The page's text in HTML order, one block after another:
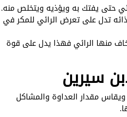
حتى يفتك به ويؤذيه ويتخلص منه.
تدل على تعرض الرائي للمكر في
منها الرائي فهذا يدل على قوة
سيرين
مقدار العداوة والمشاكل